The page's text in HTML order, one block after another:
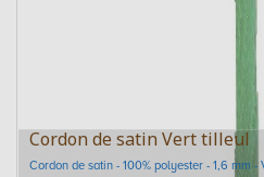
Cordon de satin Vert tilleul
Cordon de satin - 100% polyester - 1,6 mm -